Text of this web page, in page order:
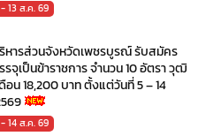
13 ส.ค. 69
หารส่วนจังหวัดเพชรบูรณ์ รับสมัคร
จุเป็นข้าราชการ จำนวน 10 อัตรา วุฒิ
อน 18,200 บาท ตั้งแต่วันที่ 5 – 14
14 ส.ค. 69